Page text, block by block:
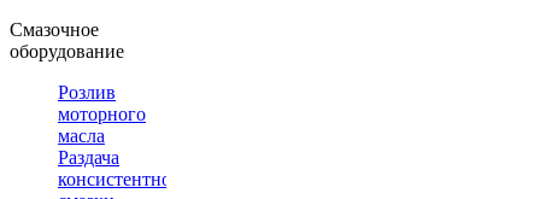
Смазочное
оборудование
Розлив
моторного
масла
Раздача
консистентной